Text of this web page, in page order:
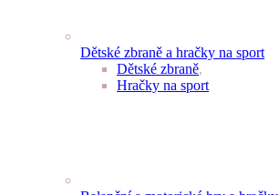
Dětské zbraně a hračky na sport
Dětské zbraně,
Hračky na sport